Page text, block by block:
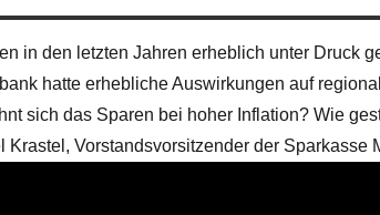
in den letzten Jahren erheblich unter Druck
hatte erhebliche Auswirkungen auf
sich das Sparen bei hoher Inflation? Wie
Krastel, Vorstandsvorsitzender der Sparkasse
in Wismar 2026:
Kandidat Christian
Wahl Bürgermeister/in
BSW-Kandidat Nils